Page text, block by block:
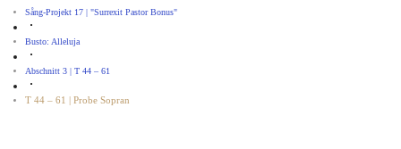
Sång-Projekt 17 | "Surrexit Pastor Bonus"
Busto: Alleluja
Abschnitt 3 | T 44 – 61
T 44 – 61 | Probe Sopran